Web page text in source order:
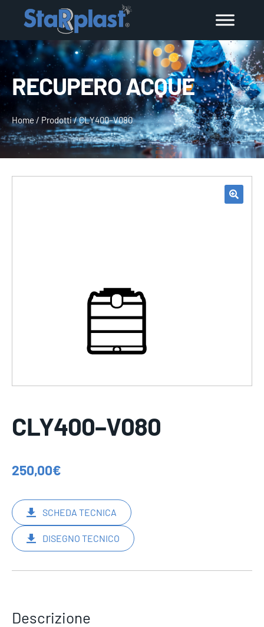
RECUPERO ACQUE
Home/ Prodotti/CLY400–V080
CLY400–V080
250,00€
SCHEDA TECNICA
DISEGNO TECNICO
Descrizione